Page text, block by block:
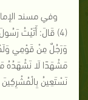
وفي مسند
(4) قَالَ: أَتَيْتُ
وَرَجُلٌ مِنْ قَوْمِي
مَشْهَدًا لَا نَشْهَدُهُ
نَسْتَعِينُ بِالْمُشْرِكِينَ